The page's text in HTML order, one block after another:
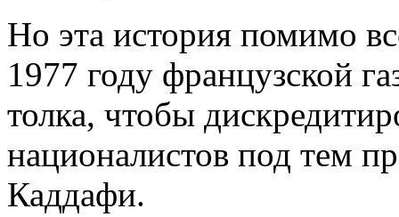
Но эта история помимо
1977 году французской
толка, чтобы
националистов под тем
Каддафи.